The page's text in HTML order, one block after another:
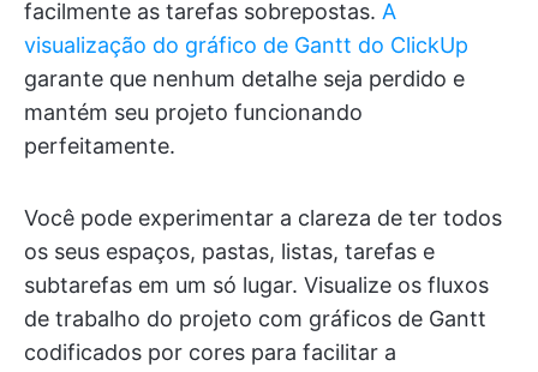
facilmente as tarefas sobrepostas. A
visualização do gráfico de Gantt do ClickUp
garante que nenhum detalhe seja perdido e
mantém seu projeto funcionando
perfeitamente.
Você pode experimentar a clareza de ter todos
os seus espaços, pastas, listas, tarefas e
subtarefas em um só lugar. Visualize os fluxos
de trabalho do projeto com gráficos de Gantt
codificados por cores para facilitar a